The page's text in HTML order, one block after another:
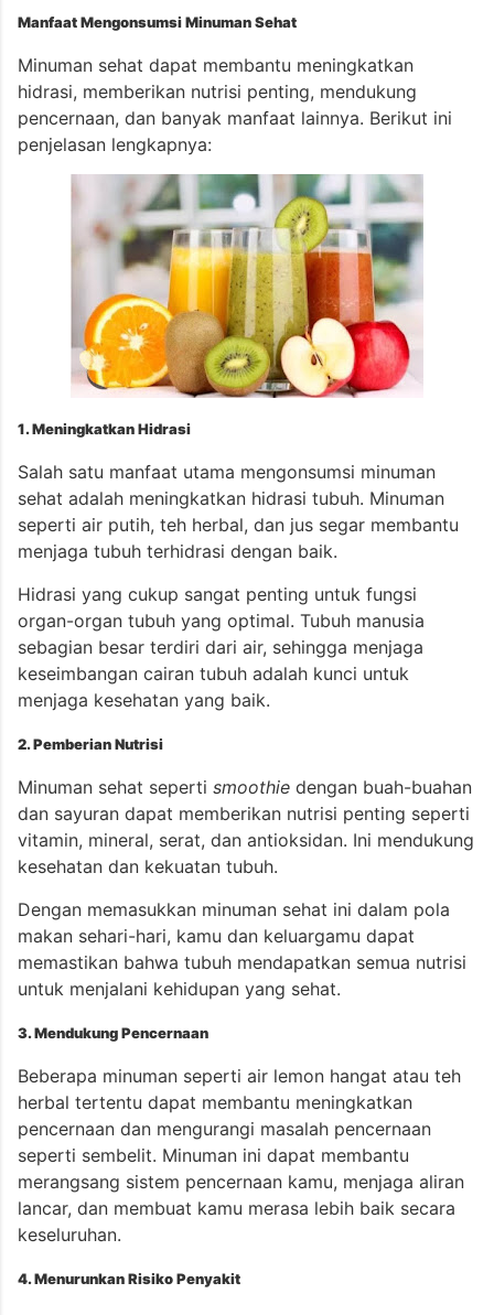
Manfaat Mengonsumsi Minuman Sehat
Minuman sehat dapat membantu meningkatkan
hidrasi, memberikan nutrisi penting, mendukung
pencernaan, dan banyak manfaat lainnya. Berikut ini
penjelasan lengkapnya:
1. Meningkatkan Hidrasi
Salah satu manfaat utama mengonsumsi minuman
sehat adalah meningkatkan hidrasi tubuh. Minuman
seperti air putih, teh herbal, dan jus segar membantu
menjaga tubuh terhidrasi dengan baik.
Hidrasi yang cukup sangat penting untuk fungsi
organ-organ tubuh yang optimal. Tubuh manusia
sebagian besar terdiri dari air, sehingga menjaga
keseimbangan cairan tubuh adalah kunci untuk
menjaga kesehatan yang baik.
2. Pemberian Nutrisi
Minuman sehat seperti smoothie dengan buah-buahan
dan sayuran dapat memberikan nutrisi penting seperti
vitamin, mineral, serat, dan antioksidan. Ini mendukung
kesehatan dan kekuatan tubuh.
Dengan memasukkan minuman sehat ini dalam pola
makan sehari-hari, kamu dan keluargamu dapat
memastikan bahwa tubuh mendapatkan semua nutrisi
untuk menjalani kehidupan yang sehat.
3. Mendukung Pencernaan
Beberapa minuman seperti air lemon hangat atau teh
herbal tertentu dapat membantu meningkatkan
pencernaan dan mengurangi masalah pencernaan
seperti sembelit. Minuman ini dapat membantu
merangsang sistem pencernaan kamu, menjaga aliran
lancar, dan membuat kamu merasa lebih baik secara
keseluruhan.
4. Menurunkan Risiko Penyakit